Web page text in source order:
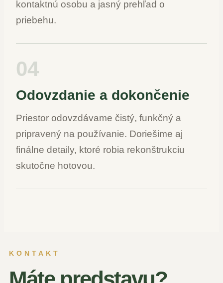
kontaktnú osobu a jasný prehľad o
priebehu.
04
Odovzdanie a dokončenie
Priestor odovzdávame čistý, funkčný a
pripravený na používanie. Doriešime aj
finálne detaily, ktoré robia rekonštrukciu
skutočne hotovou.
KONTAKT